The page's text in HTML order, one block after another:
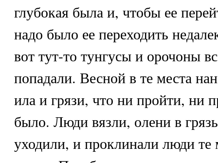
глубокая была и, чтобы ее
надо было ее переходить
вот тут-то тунгусы и орочоны
попадали. Весной в те места
ила и грязи, что ни пройти, ни
было. Люди вязли, олени в
уходили, и проклинали люди те